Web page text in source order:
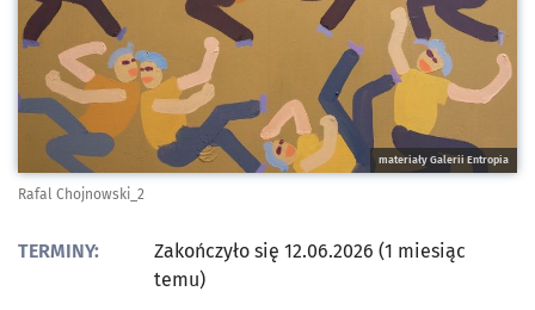
materiały Galerii Entropia
Rafal Chojnowski_2
TERMINY:
Zakończyło się 12.06.2026 (1 miesiąc
temu)